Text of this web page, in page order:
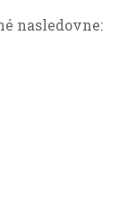
nasledovne: